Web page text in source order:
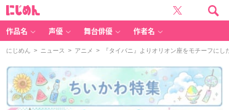
作品名 声優 舞台俳優 作者名
にじめん > ニュース > アニメ > 『タイバニ』よりオリオン座をモチーフにし